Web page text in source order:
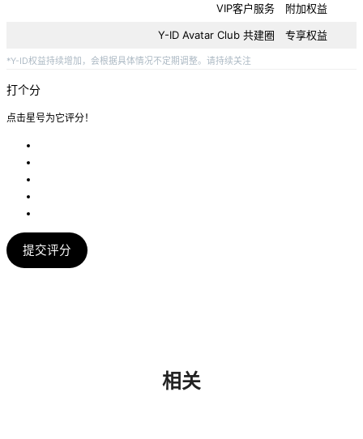
VIP客户服务 附加权益
Y-ID Avatar Club 共建圈 专享权益
*Y-ID权益持续增加，会根据具体情况不定期调整。请持续关注
打个分
点击星号为它评分！
提交评分
相关